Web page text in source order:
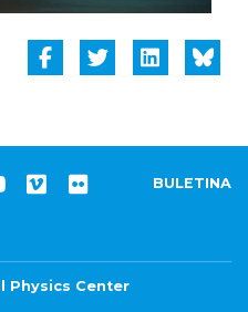
BULETINA
Physics Center